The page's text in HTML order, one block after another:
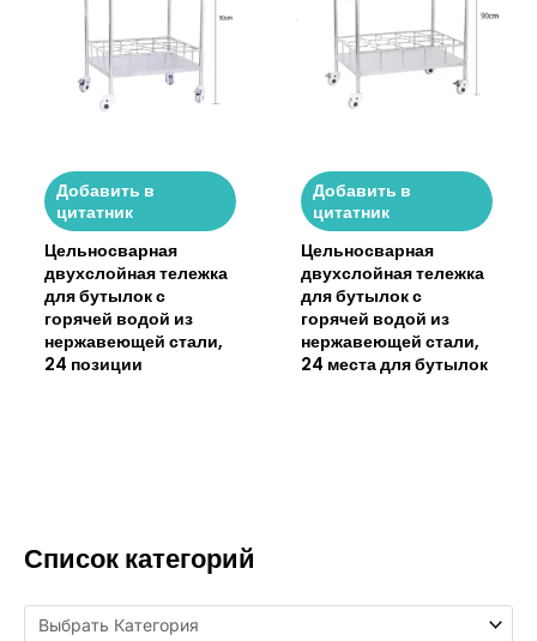
Список категорий
Добавить в
цитатник
Цельносварная
двухслойная тележка
для бутылок с
горячей водой из
нержавеющей стали,
24 позиции
Добавить в
цитатник
Цельносварная
двухслойная тележка
для бутылок с
горячей водой из
нержавеющей стали,
24 места для бутылок